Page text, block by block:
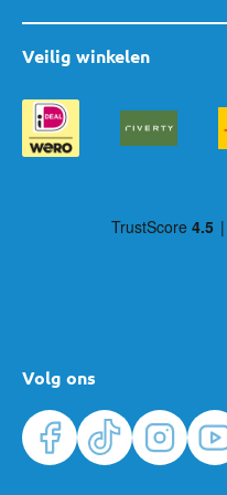
Volg ons
Veilig winkelen